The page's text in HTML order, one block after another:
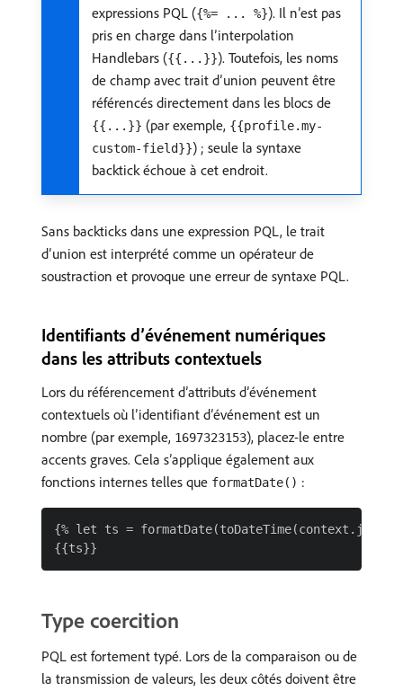
expressions PQL ({%= ... %}). Il n’est pas
pris en charge dans l’interpolation
Handlebars ({{...}}). Toutefois, les noms
de champ avec trait d’union peuvent être
référencés directement dans les blocs de
{{...}} (par exemple, {{profile.my-
custom-field}}) ; seule la syntaxe
backtick échoue à cet endroit.
Sans backticks dans une expression PQL, le trait
d’union est interprété comme un opérateur de
soustraction et provoque une erreur de syntaxe PQL.
Identifiants d’événement numériques
dans les attributs contextuels
Lors du référencement d’attributs d’événement
contextuels où l’identifiant d’événement est un
nombre (par exemple, 1697323153), placez-le entre
accents graves. Cela s’applique également aux
fonctions internes telles que formatDate() :
{% let ts =
Type coercition
PQL est fortement typé. Lors de la comparaison ou de
la transmission de valeurs, les deux côtés doivent être